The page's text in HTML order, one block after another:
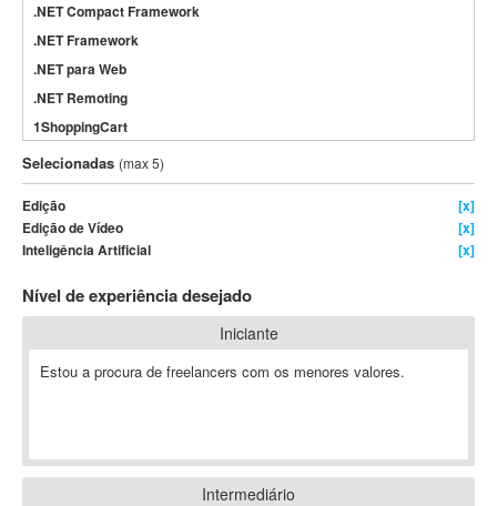
.NET Compact Framework
.NET Framework
.NET para Web
.NET Remoting
1ShoppingCart
3DS Max
3GSM
4D Dimension
802.11
A-GPS
ABBYY FineReader
Selecionadas (max 5)
Edição
[x]
Edição de Vídeo
[x]
Inteligência Artificial
[x]
Nível de experiência desejado
Iniciante
Estou a procura de freelancers com os menores valores.
Intermediário